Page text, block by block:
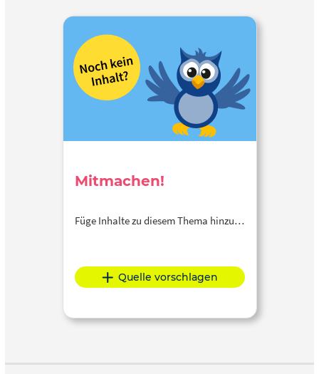
Mitmachen!
Füge Inhalte zu diesem Thema hinzu…
Quelle vorschlagen